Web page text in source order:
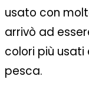
usato con
arrivò ad
colori più usati
pesca.